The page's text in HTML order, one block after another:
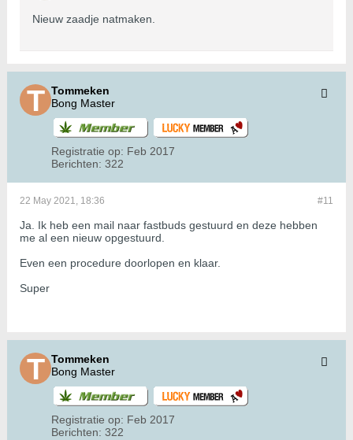
Nieuw zaadje natmaken.
Tommeken
Bong Master
Registratie op: Feb 2017
Berichten: 322
#11
22 May 2021, 18:36
Ja. Ik heb een mail naar fastbuds gestuurd en deze hebben
me al een nieuw opgestuurd.
Even een procedure doorlopen en klaar.
Super
Tommeken
Bong Master
Registratie op: Feb 2017
Berichten: 322